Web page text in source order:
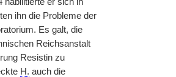
ihn die Probleme der
Es galt, die
Reichsanstalt
Resistin zu
H. auch die